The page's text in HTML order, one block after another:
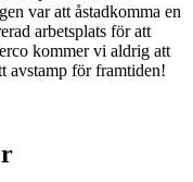
var att åstadkomma en
arbetsplats för att
kommer vi aldrig att
avstamp för framtiden!